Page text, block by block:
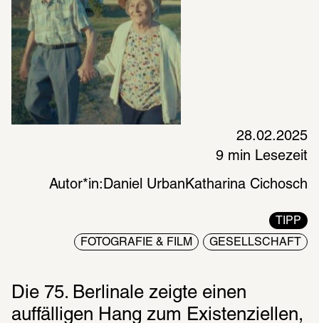
28.02.2025
9 min Lesezeit
Autor*in: Daniel Urban Katharina Cichosch
TIPP
FOTOGRAFIE & FILM GESELLSCHAFT
Die 75. Berlinale zeigte einen
auffälligen Hang zum Existenziellen,